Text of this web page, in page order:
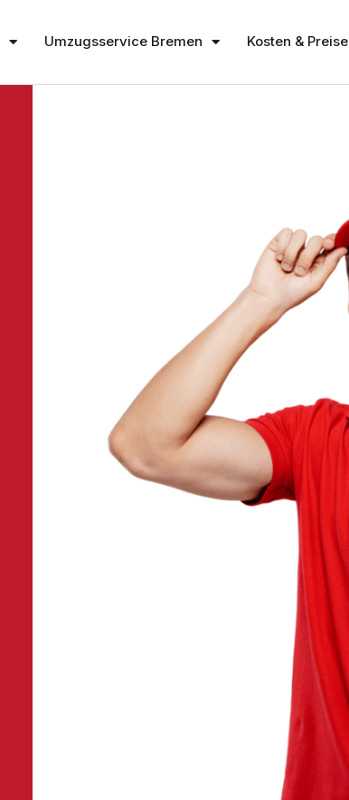
Umzugsservice Bremen Kosten & Preise